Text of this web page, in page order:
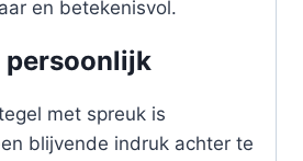
en betekenisvol.
persoonlijk
met spreuk is
blijvende indruk achter te